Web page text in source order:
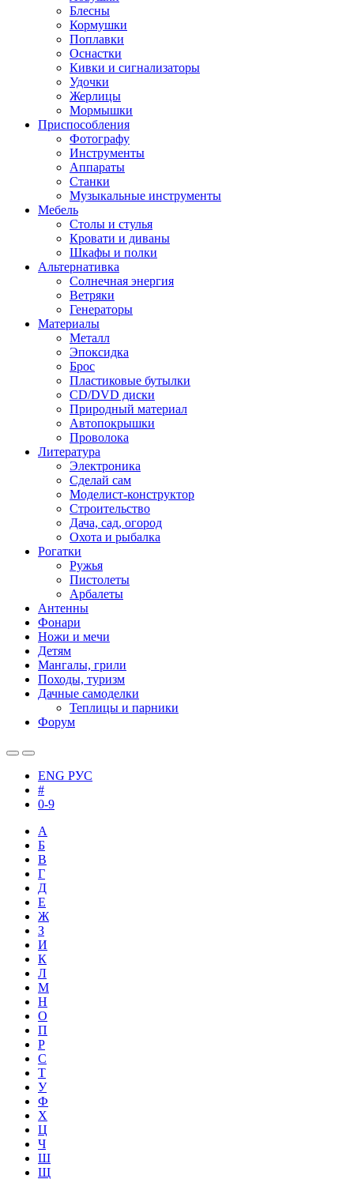
Блесны
Кормушки
Поплавки
Оснастки
Кивки и сигнализаторы
Удочки
Жерлицы
Мормышки
Приспособления
Фотографу
Инструменты
Аппараты
Станки
Музыкальные инструменты
Мебель
Столы и стулья
Кровати и диваны
Шкафы и полки
Альтернативка
Солнечная энергия
Ветряки
Генераторы
Материалы
Металл
Эпоксидка
Брос
Пластиковые бутылки
CD/DVD диски
Природный материал
Автопокрышки
Проволока
Литература
Электроника
Сделай сам
Моделист-конструктор
Строительство
Дача, сад, огород
Охота и рыбалка
Рогатки
Ружья
Пистолеты
Арбалеты
Антенны
Фонари
Ножи и мечи
Детям
Мангалы, грили
Походы, туризм
Дачные самоделки
Теплицы и парники
Форум
ENG РУС
#
0-9
А
Б
В
Г
Д
Е
Ж
З
И
К
Л
М
Н
О
П
Р
С
Т
У
Ф
Х
Ц
Ч
Ш
Щ